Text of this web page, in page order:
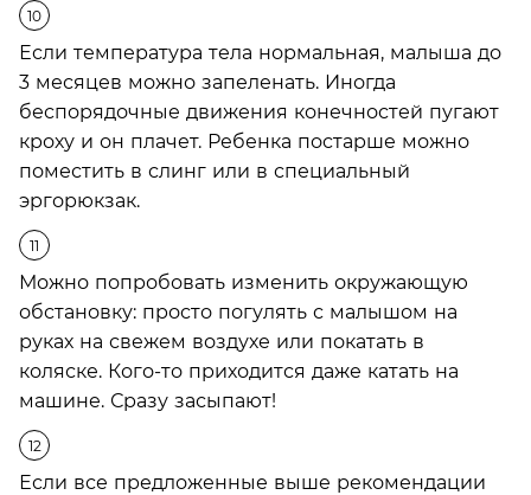
Если температура тела нормальная, малыша до
3 месяцев можно запеленать. Иногда
беспорядочные движения конечностей пугают
кроху и он плачет. Ребенка постарше можно
поместить в слинг или в специальный
эргорюкзак.
Можно попробовать изменить окружающую
обстановку: просто погулять с малышом на
руках на свежем воздухе или покатать в
коляске. Кого-то приходится даже катать на
машине. Сразу засыпают!
Если все предложенные выше рекомендации